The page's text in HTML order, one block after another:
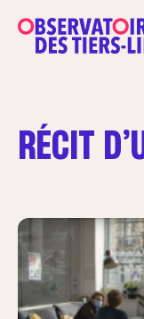
RÉCIT